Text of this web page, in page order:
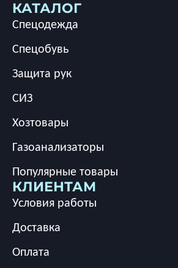
КАТАЛОГ
Спецодежда
Спецобувь
Защита рук
СИЗ
Хозтовары
Газоанализаторы
Популярные товары
КЛИЕНТАМ
Условия работы
Доставка
Оплата